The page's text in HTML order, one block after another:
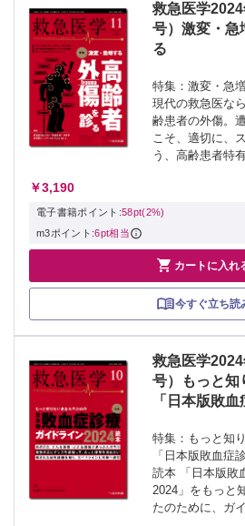
救急医学
号）激変・急
る
特集：激変・急
現代の救急医な
齢患者の外傷。
こそ、適切に、
う、高齢患者特
の初期対応を
急医学」最新号
￥3,190
電子書籍ポイント:58pt(2%)
m3ポイント:6pt相当
 カートに入れ
今すぐ立ち読
救急医学
号）もっと知
「日本版敗
特集：もっと知
「日本版敗血症
読本 「日本版敗
2024」をもっと
たのために、ガ